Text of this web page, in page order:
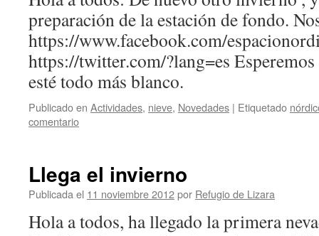
preparación de la estación de fondo.
https://www.facebook.com/
https://twitter.com/?lang=es
esté todo más blanco.
Publicado en Actividades, nieve, Novedades | Etiquetado
comentario
Llega el invierno
Publicada el 11 noviembre 2012por Refugio de Lizara
Hola a todos, ha llegado la primera